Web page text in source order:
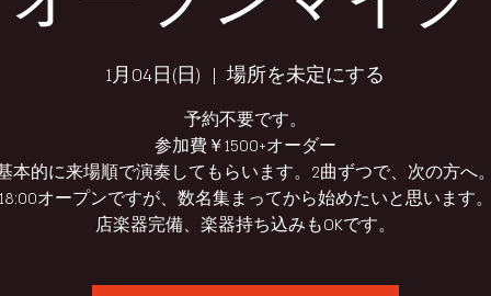
1月04日(日)
  |
場所を未定にする
予約不要です。
参加費￥1500+オーダー
本的に来場順で演奏してもらいます。2曲ずつで、次の方へ。
18:00オープンですが、数名集まってから始めたいと思います。